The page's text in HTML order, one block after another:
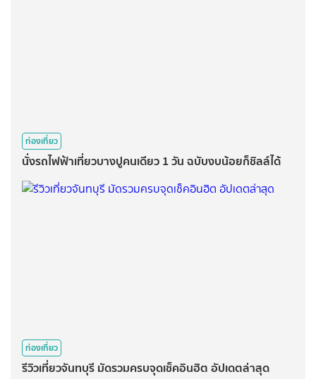
ท่องเที่ยว
นั่งรถไฟฟ้าเที่ยวบางปูคนเดียว 1 วัน ฉบับงบน้อยก็ชิลล์ได้
ท่องเที่ยว
รีวิวเที่ยวจันทบุรี มัดรวมครบจุดเช็คอินฮิต อัปเดตล่าสุด